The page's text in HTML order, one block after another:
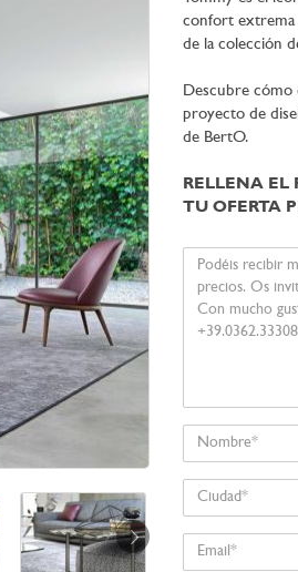
confort extrema
de la colección
Descubre cómo
proyecto de
de BertO.
RELLENA EL
TU OFERTA
mensaje
Nombre
Ciudad
Email